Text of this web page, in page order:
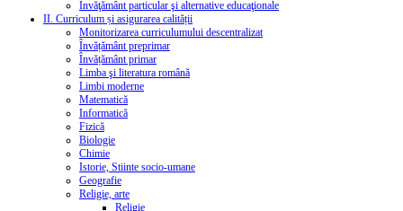
Învăţământ particular şi alternative educaţionale
II. Curriculum și asigurarea calității
Monitorizarea curriculumului descentralizat
Învățământ preprimar
Învățământ primar
Limba şi literatura română
Limbi moderne
Matematică
Informatică
Fizică
Biologie
Chimie
Istorie, Stiinte socio-umane
Geografie
Religie, arte
Religie